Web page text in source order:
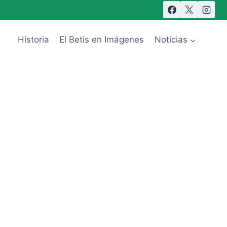
Historia El Betis en Imágenes Noticias